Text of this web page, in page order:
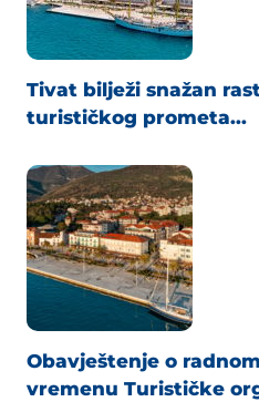
Tivat bilježi snažan rast
turističkog prometa...
Obavještenje o radnom
vremenu Turističke